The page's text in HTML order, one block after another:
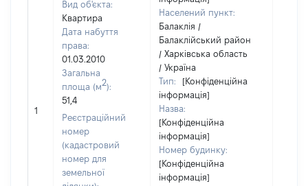
1
Вид об'єкта:
Квартира
Дата набуття
права:
01.03.2010
Загальна
площа (м2):
51,4
Реєстраційний
номер
(кадастровий
номер для
земельної
Населений пункт:
Балаклія /
Балаклійський район
/ Харківська область
/ Україна
Тип:
[Конфіденційна
інформація]
Назва:
[Конфіденційна
інформація]
Номер будинку:
[Конфіденційна
інформація]